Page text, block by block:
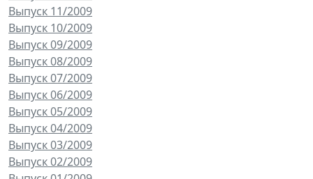
Выпуск 11/2009
Выпуск 10/2009
Выпуск 09/2009
Выпуск 08/2009
Выпуск 07/2009
Выпуск 06/2009
Выпуск 05/2009
Выпуск 04/2009
Выпуск 03/2009
Выпуск 02/2009